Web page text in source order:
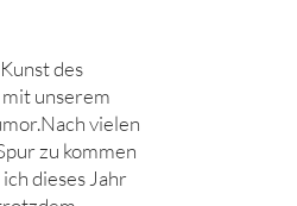
des
unserem
vielen
zu kommen
dieses Jahr